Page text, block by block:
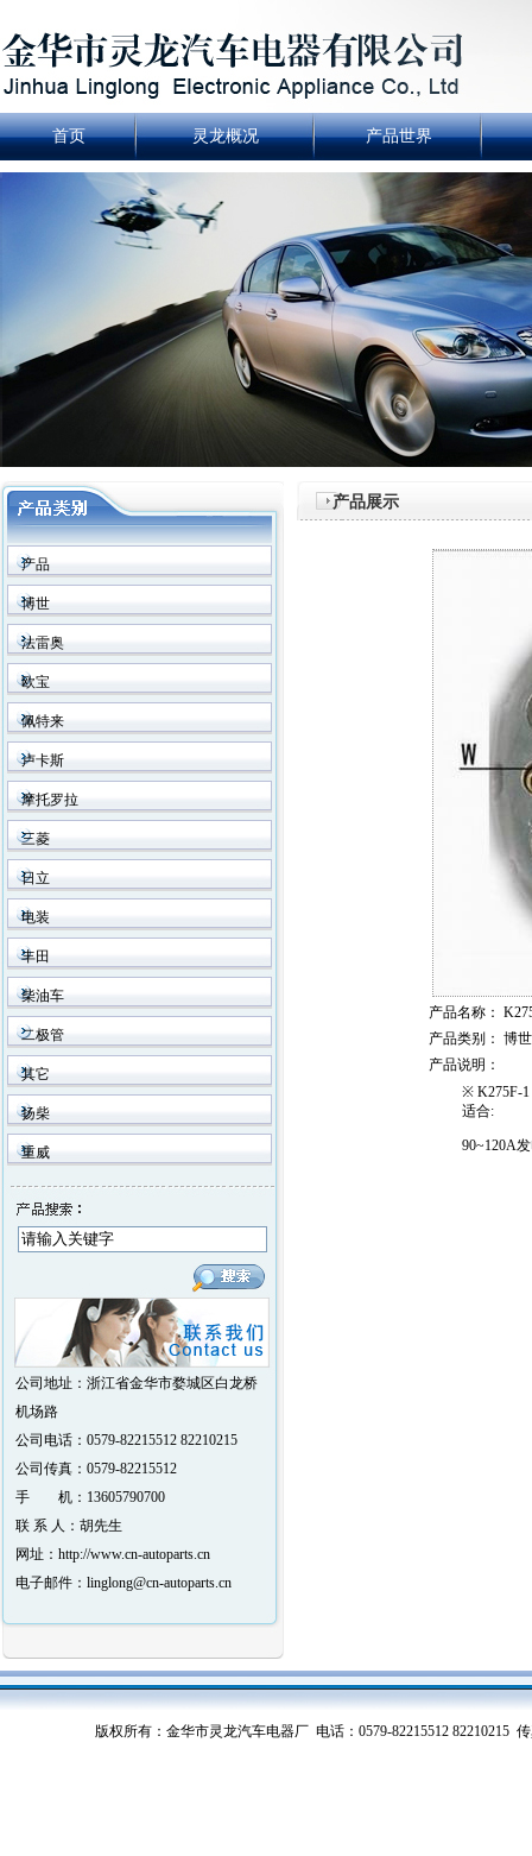
首页 灵龙概况 产品世界
产品
博世
法雷奥
欧宝
佩特来
卢卡斯
摩托罗拉
三菱
日立
电装
丰田
柴油车
二极管
其它
扬柴
重威
公司地址：浙江省金华市婺城区白龙桥
机场路
公司电话：0579-82215512 82210215
公司传真：0579-82215512
手 机：13605790700
联 系 人：胡先生
网址：http://www.cn-autoparts.cn
电子邮件：linglong@cn-autoparts.cn
产品展示
产品名称 ：
产品类别 ： 博世
产品说明 ：
※ K275F-1
适合:
90~120A
版权所有：金华市灵龙汽车电器厂 电话：0579-82215512 82210215 传